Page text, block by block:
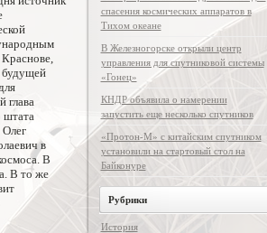
будущей
глава
штата
в
В
В то же
спасения космических аппаратов в
Тихом океане
В Железногорске открыли центр
управления для спутниковой системы
«Гонец»
КНДР объявила о намерении
запустить еще несколько спутников
«Протон-М» с китайским спутником
установили на стартовый стол на
Байконуре
Рубрики
История